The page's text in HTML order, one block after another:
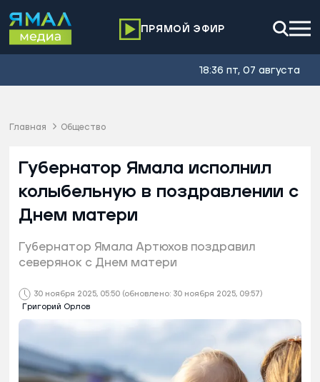
ПРЯМОЙ ЭФИР
18:36 пт, 07 августа
Главная Общество
30 ноября 2025, 05:50 (обновлено: 30 ноября 2025, 09:57)
Григорий Орлов
Губернатор Ямала исполнил
колыбельную в поздравлении с
Днем матери
Губернатор Ямала Артюхов поздравил
северянок с Днем матери